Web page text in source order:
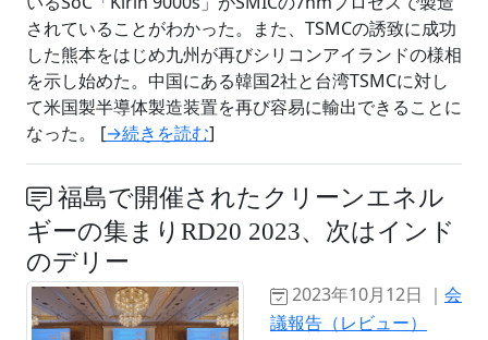
されていることがわかった。また、TSMCの誘致に成功
した熊本をはじめ九州が再びシリコンアイランドの様相
を示し始めた。中国にある韓国2社と台湾TSMCに対し
て米国製半導体製造装置を再び容易に輸出できることに
なった。 [→続きを読む]
福島で開催されたクリーンエネル
ギーの集まりRD20 2023、次はインド
のデリー
2023年10月12日 ｜ 会
議報告（レビュー）